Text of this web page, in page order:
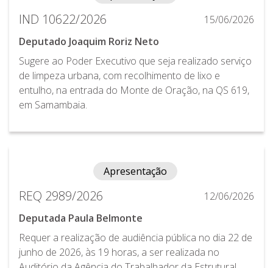
IND 10622/2026
15/06/2026
Deputado Joaquim Roriz Neto
Sugere ao Poder Executivo que seja realizado serviço
de limpeza urbana, com recolhimento de lixo e
entulho, na entrada do Monte de Oração, na QS 619,
em Samambaia.
Apresentação
REQ 2989/2026
12/06/2026
Deputada Paula Belmonte
Requer a realização de audiência pública no dia 22 de
junho de 2026, às 19 horas, a ser realizada no